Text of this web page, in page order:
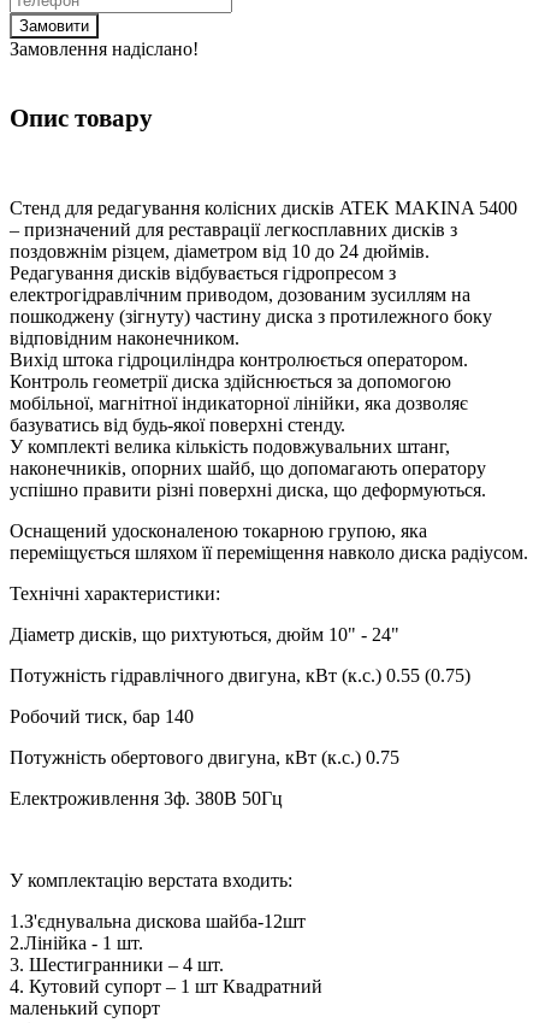
Замовити
Замовлення надіслано!
Опис товару
Стенд для редагування колісних дисків ATEK MAKINA 5400
– призначений для реставрації легкосплавних дисків з
поздовжнім різцем, діаметром від 10 до 24 дюймів.
Редагування дисків відбувається гідропресом з
електрогідравлічним приводом, дозованим зусиллям на
пошкоджену (зігнуту) частину диска з протилежного боку
відповідним наконечником.
Вихід штока гідроциліндра контролюється оператором.
Контроль геометрії диска здійснюється за допомогою
мобільної, магнітної індикаторної лінійки, яка дозволяє
базуватись від будь-якої поверхні стенду.
У комплекті велика кількість подовжувальних штанг,
наконечників, опорних шайб, що допомагають оператору
успішно правити різні поверхні диска, що деформуються.
Оснащений удосконаленою токарною групою, яка
переміщується шляхом її переміщення навколо диска радіусом.
Технічні характеристики:
Діаметр дисків, що рихтуються, дюйм 10" - 24"
Потужність гідравлічного двигуна, кВт (к.с.) 0.55 (0.75)
Робочий тиск, бар 140
Потужність обертового двигуна, кВт (к.с.) 0.75
Електроживлення 3ф. 380В 50Гц
У комплектацію верстата входить:
1.З'єднувальна дискова шайба-12шт
2.Лінійка - 1 шт.
3. Шестигранники – 4 шт.
4. Кутовий супорт – 1 шт Квадратний
маленький супорт